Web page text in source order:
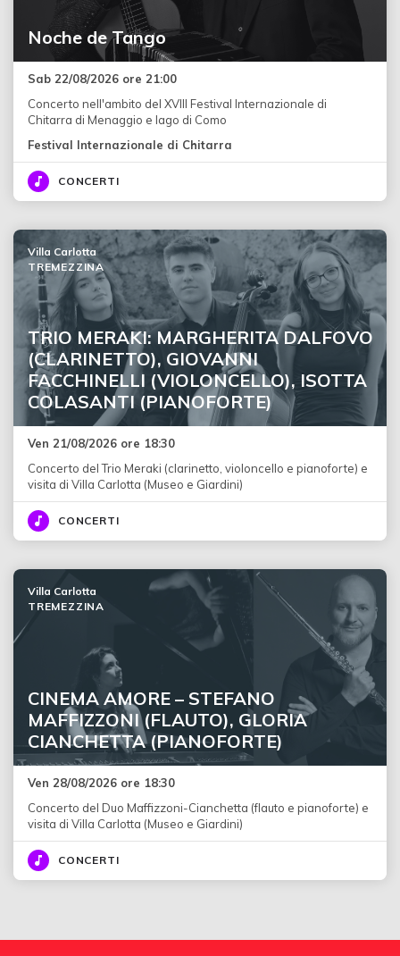
Noche de Tango
Sab 22/08/2026 ore 21:00
Concerto nell'ambito del XVIII Festival Internazionale di
Chitarra di Menaggio e lago di Como
Festival Internazionale di Chitarra
CONCERTI
TRIO MERAKI: MARGHERITA DALFOVO
(CLARINETTO), GIOVANNI
FACCHINELLI (VIOLONCELLO), ISOTTA
COLASANTI (PIANOFORTE)
Villa Carlotta
TREMEZZINA
Ven 21/08/2026 ore 18:30
Concerto del Trio Meraki (clarinetto, violoncello e pianoforte) e
visita di Villa Carlotta (Museo e Giardini)
CONCERTI
CINEMA AMORE – STEFANO
MAFFIZZONI (FLAUTO), GLORIA
CIANCHETTA (PIANOFORTE)
Villa Carlotta
TREMEZZINA
Ven 28/08/2026 ore 18:30
Concerto del Duo Maffizzoni-Cianchetta (flauto e pianoforte) e
visita di Villa Carlotta (Museo e Giardini)
CONCERTI